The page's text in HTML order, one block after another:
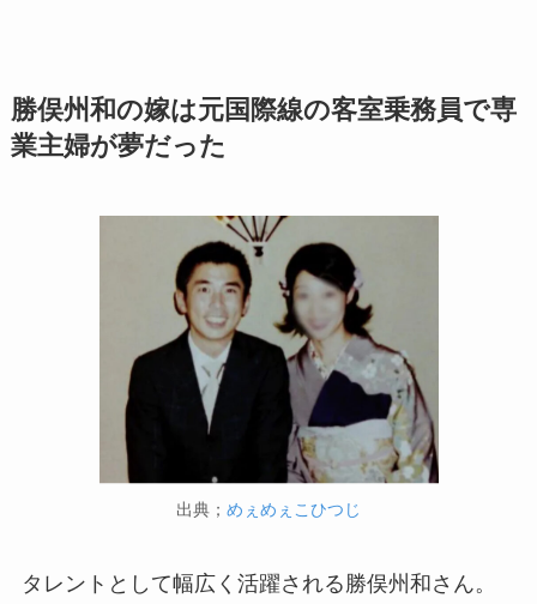
勝俣州和の嫁は元国際線の客室乗務員で専
業主婦が夢だった
出典； めぇめぇこひつじ
タレントとして幅広く活躍される勝俣州和さん。